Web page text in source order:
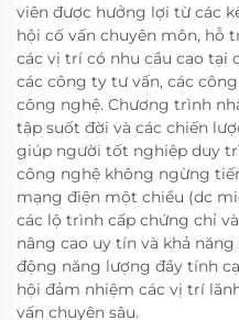
viên được hưởng lợi từ các
hội cố vấn chuyên môn, hỗ
các vị trí có nhu cầu cao tại
các công ty tư vấn, các
công nghệ. Chương trình
tập suốt đời và các chiến
giúp người tốt nghiệp duy
công nghệ không ngừng
mạng điện một chiều (dc
các lộ trình cấp chứng chỉ
nâng cao uy tín và khả
động năng lượng đầy tính
hội đảm nhiệm các vị trí
vấn chuyên sâu.